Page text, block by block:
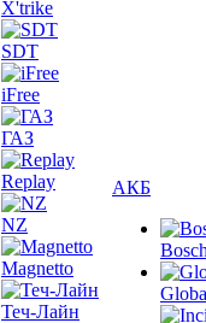
X'trike
SDT
iFree
ГАЗ
Replay
NZ
Magnetto
Теч-Лайн
АКБ